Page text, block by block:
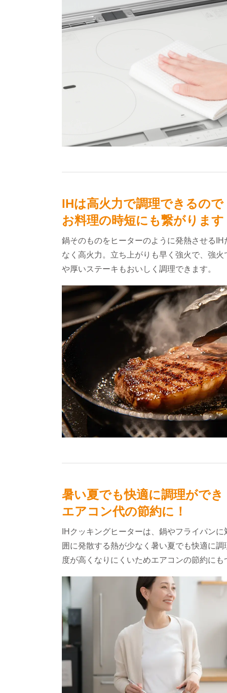
IHは高火力で調理できるので
お料理の時短にも繋がります
鍋そのものをヒーターのように発熱させる
なく高火力。立ち上がりも早く強火で、強
や厚いステーキもおいしく調理できます。
暑い夏でも快適に調理ができ
エアコン代の節約に！
IHクッキングヒーターは、鍋やフライパン
囲に発散する熱が少なく暑い夏でも快適に
度が高くなりにくいためエアコンの節約にも